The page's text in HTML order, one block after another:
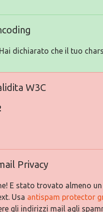
dichiarato che il tuo
W3C
Privacy
E stato trovato almeno
Usa antispam protector
gli indirizzi mail agli